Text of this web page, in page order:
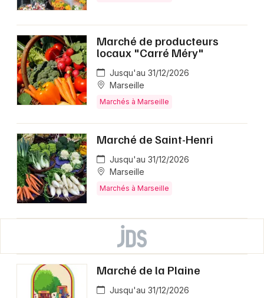
Marché de producteurs
locaux "Carré Méry"
Jusqu'au 31/12/2026
Marseille
Marchés à Marseille
Marché de Saint-Henri
Jusqu'au 31/12/2026
Marseille
Marchés à Marseille
Marché de la Plaine
Jusqu'au 31/12/2026